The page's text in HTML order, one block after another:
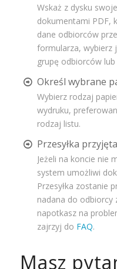
Wskaż z dysku
dokumentami PDF,
dane odbiorców
formularza, wybierz
grupę odbiorców
Określ wybrane
Wybierz rodzaj
wydruku,
rodzaj listu.
Przesyłka
Jeżeli na koncie nie
system umożliwi
Przesyłka zostanie
nadana do odbiorcy
napotkasz na
zajrzyj do FAQ.
Masz